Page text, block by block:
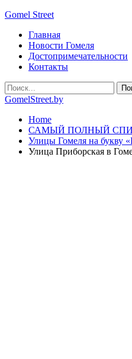
Gomel Street
Главная
Новости Гомеля
Достопримечательности
Контакты
GomelStreet.by
Home
САМЫЙ ПОЛНЫЙ
Улицы Гомеля на букву
Улица Приборская в